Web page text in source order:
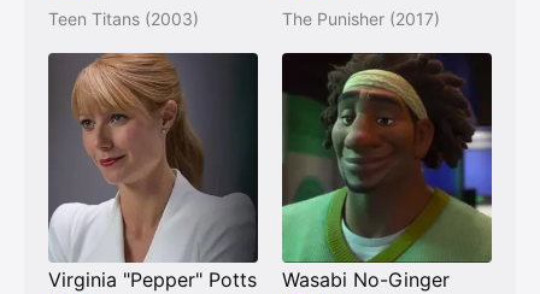
Teen Titans (2003) The Punisher (2017)
Virginia "Pepper" Potts Wasabi No-Ginger